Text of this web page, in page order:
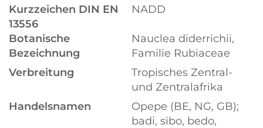
Kurzzeichen DIN EN
13556
NADD
Botanische
Bezeichnung
Nauclea diderrichii,
Familie Rubiaceae
Verbreitung
Tropisches Zentral-
und Zentralafrika
Handelsnamen
Opepe (BE, NG, GB);
badi, sibo, bedo,